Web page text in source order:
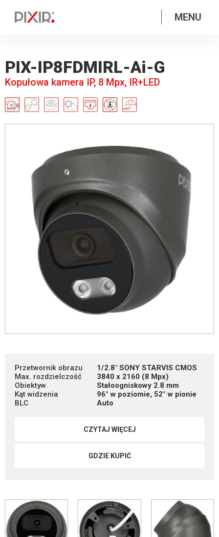
MENU
PIX-IP8FDMIRL-Ai-G
Kopułowa kamera IP, 8 Mpx, IR+LED
Przetwornik obrazu
1/2.8" SONY STARVIS CMOS
Max. rozdzielczość
3840 x 2160 (8 Mpx)
Obiektyw
Stałoogniskowy 2.8 mm
Kąt widzenia
96° w poziomie, 52° w pionie
BLC
Auto
CZYTAJ WIĘCEJ
GDZIE KUPIĆ